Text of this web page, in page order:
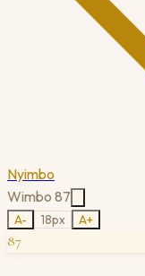
Nyimbo
Wimbo 87
A- 18px A+
87